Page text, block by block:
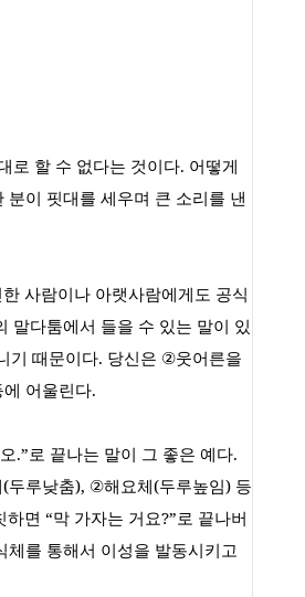
로 할 수 없다는 것이다. 어떻게
이 핏대를 세우며 큰 소리를 낸
사람이나 아랫사람에게도 공식
말다툼에서 들을 수 있는 말이 있
기 때문이다. 당신은 ②웃어른을
에 어울린다.
오.”로 끝나는 말이 그 좋은 예다.
(두루낮춤), ②해요체(두루높임) 등
하면 “막 가자는 거요?”로 끝나버
체를 통해서 이성을 발동시키고